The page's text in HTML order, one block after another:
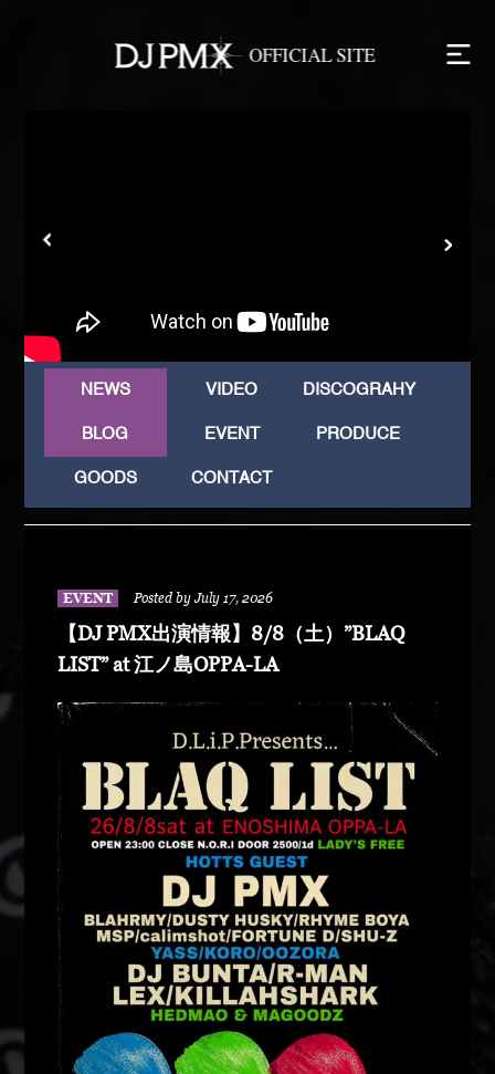
NEWS VIDEO DISCOGRAHY
BLOG EVENT PRODUCE
GOODS CONTACT
EVENT Posted by July 17, 2026
【DJ PMX出演情報】8/8（土）”BLAQ
LIST” at 江ノ島OPPA-LA